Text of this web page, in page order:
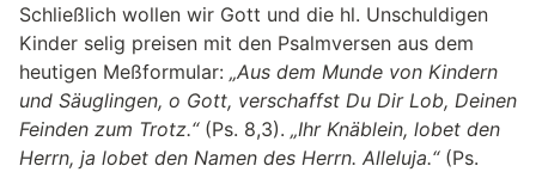
Schließlich wollen wir Gott und die hl. Unschuldigen
Kinder selig preisen mit den Psalmversen aus dem
heutigen Meßformular: „Aus dem Munde von Kindern
und Säuglingen, o Gott, verschaffst Du Dir Lob, Deinen
Feinden zum Trotz.“(Ps. 8,3). „Ihr Knäblein, lobet den
Herrn, ja lobet den Namen des Herrn. Alleluja.“(Ps.